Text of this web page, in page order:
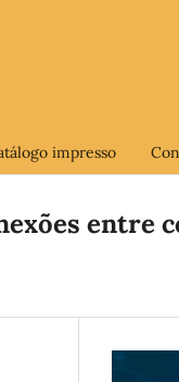
impresso
entre